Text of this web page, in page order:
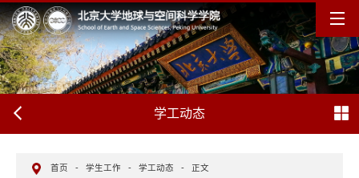
学工动态
首页 - 学生工作 - 学工动态 - 正文